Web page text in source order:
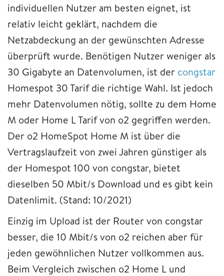
individuellen Nutzer am besten eignet, ist
relativ leicht geklärt, nachdem die
Netzabdeckung an der gewünschten Adresse
überprüft wurde. Benötigen Nutzer weniger als
30 Gigabyte an Datenvolumen, ist der congstar
Homespot 30 Tarif die richtige Wahl. Ist jedoch
mehr Datenvolumen nötig, sollte zu dem Home
M oder Home L Tarif von o2 gegriffen werden.
Der o2 HomeSpot Home M ist über die
Vertragslaufzeit von zwei Jahren günstiger als
der Homespot 100 von congstar, bietet
dieselben 50 Mbit/s Download und es gibt kein
Datenlimit. (Stand: 10/2021)
Einzig im Upload ist der Router von congstar
besser, die 10 Mbit/s von o2 reichen aber für
jeden gewöhnlichen Nutzer vollkommen aus.
Beim Vergleich zwischen o2 Home L und